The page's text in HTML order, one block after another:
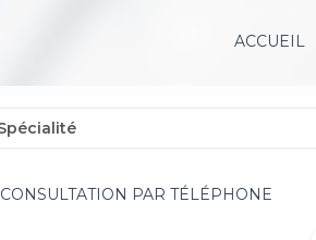
ACCUEIL
CONSULTATION PAR TÉLÉPHONE